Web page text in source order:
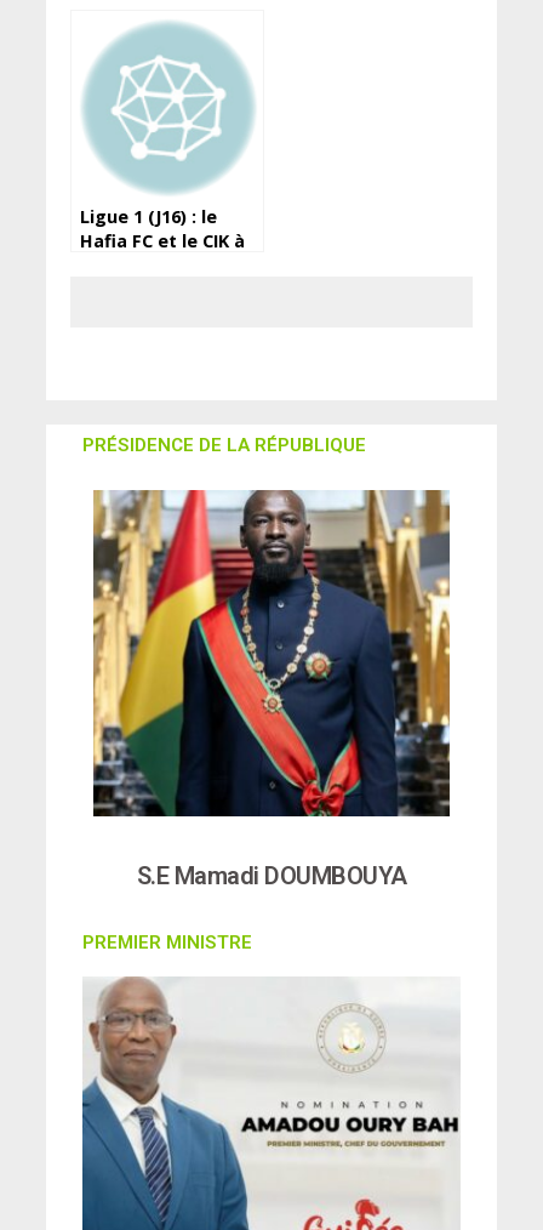
devant les militaires
de l’ASFAG
Ligue 1 (J16) : le
Hafia FC et le CIK à
PRÉSIDENCE DE LA RÉPUBLIQUE
S.E Mamadi DOUMBOUYA
PREMIER MINISTRE